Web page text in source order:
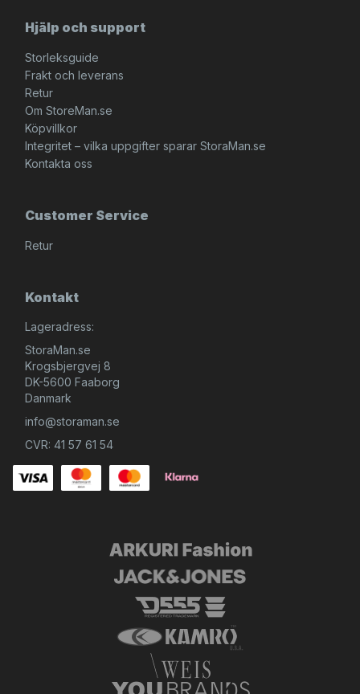
Hjälp och support
Storleksguide
Frakt och leverans
Retur
Om StoreMan.se
Köpvillkor
Integritet – vilka uppgifter sparar StoraMan.se
Kontakta oss
Customer Service
Retur
Kontakt
Lageradress:
StoraMan.se
Krogsbjergvej 8
DK-5600 Faaborg
Danmark
info@storaman.se
CVR: 41 57 61 54